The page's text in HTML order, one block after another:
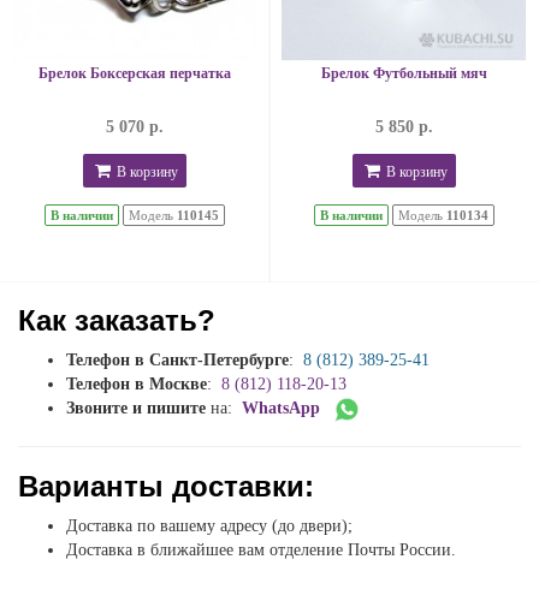
Брелок Боксерская перчатка
5 070 р.
В корзину
В наличии Модель 110145
Брелок Футбольный мяч
5 850 р.
В корзину
В наличии Модель 110134
Как заказать?
Телефон в Санкт-Петербурге: 8 (812) 389-25-41
Телефон в Москве: 8 (812) 118-20-13
Звоните и пишите на: WhatsApp
Варианты доставки:
Доставка по вашему адресу (до двери);
Доставка в ближайшее вам отделение Почты России.